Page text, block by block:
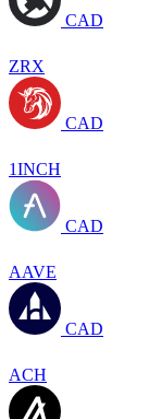
CAD
ZRX
CAD
1INCH
CAD
AAVE
CAD
ACH